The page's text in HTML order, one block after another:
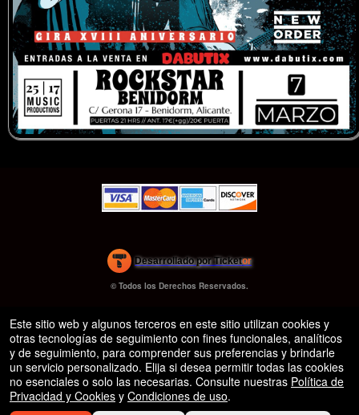
Desarrollado por Ticketor
Sistema de venta de entradas y taquilla de Ticketor
Software de venta de entradas para bares y clubes nocturnos
© Todos los Derechos Reservados.
Este sitio web y algunos terceros en este sitio utilizan cookies y
otras tecnologías de seguimiento con fines funcionales, analíticos
y de seguimiento, para comprender sus preferencias y brindarle
un servicio personalizado. Elija si desea permitir todas las cookies
no esenciales o solo las necesarias. Consulte nuestras Política de
Privacidad y Cookies y Condiciones de uso.